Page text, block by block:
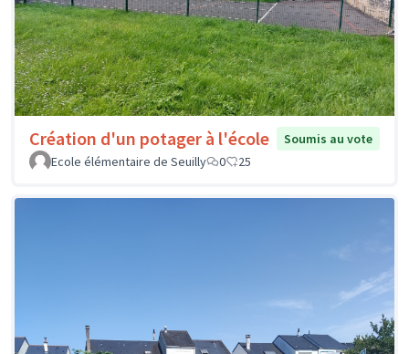
Création d'un potager à l'école
Soumis au vote
Ecole élémentaire de Seuilly
0 25